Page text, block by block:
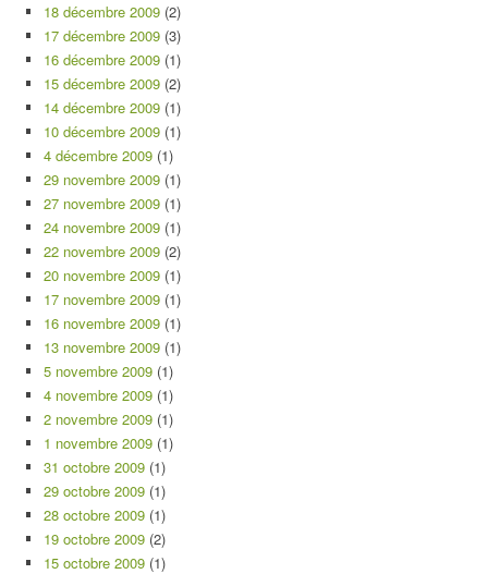
18 décembre 2009 (2)
17 décembre 2009 (3)
16 décembre 2009 (1)
15 décembre 2009 (2)
14 décembre 2009 (1)
10 décembre 2009 (1)
4 décembre 2009 (1)
29 novembre 2009 (1)
27 novembre 2009 (1)
24 novembre 2009 (1)
22 novembre 2009 (2)
20 novembre 2009 (1)
17 novembre 2009 (1)
16 novembre 2009 (1)
13 novembre 2009 (1)
5 novembre 2009 (1)
4 novembre 2009 (1)
2 novembre 2009 (1)
1 novembre 2009 (1)
31 octobre 2009 (1)
29 octobre 2009 (1)
28 octobre 2009 (1)
19 octobre 2009 (2)
15 octobre 2009 (1)